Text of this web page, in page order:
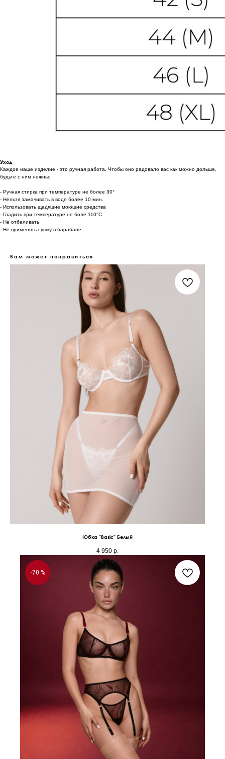
Уход
Каждое наше изделие - это ручная работа. Чтобы оно радовало вас как можно дольше,
будьте с ним нежны:
- Ручная стирка при температуре не более 30°
- Нельзя замачивать в воде более 10 мин.
- Использовать щадящие моющие средства
- Гладить при температуре не боле 110°С
- Не отбеливать
- Не применять сушку в барабане
Вам может понравиться
Юбка "Basic" Белый
4 950 р.
-70 %